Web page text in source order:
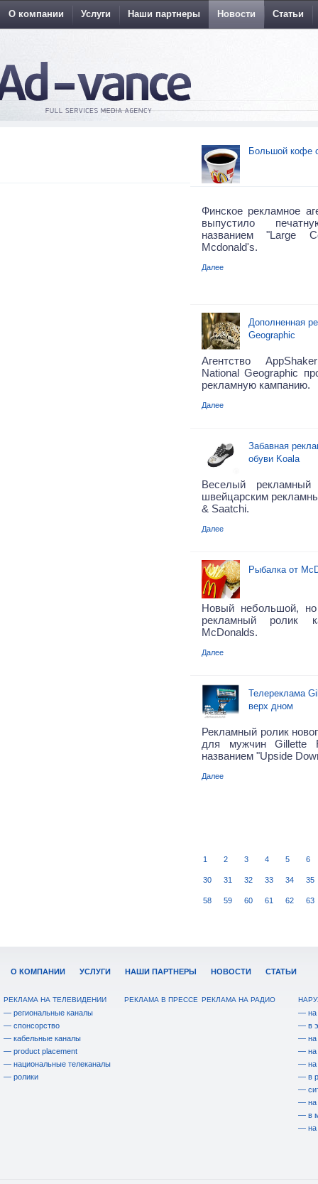
О компании Услуги Наши партнеры Новости Статьи
Большой кофе
Финское рекламное
выпустило
названием "Large
Mcdonald's.
Далее
Дополненная
Geographic
Агентство
National Geographic
рекламную кампанию.
Далее
Забавная
обуви Koala
Веселый рекламный
швейцарским
& Saatchi.
Далее
Рыбалка от
Новый небольшой,
рекламный ролик
McDonalds.
Далее
Телереклама
верх дном
Рекламный ролик
для мужчин Gillette
названием "Upside
Далее
1 2 3 4 5 6
30 31 32 33 34 35
58 59 60 61 62 63
О КОМПАНИИ УСЛУГИ НАШИ ПАРТНЕРЫ НОВОСТИ СТАТЬИ
РЕКЛАМА НА ТЕЛЕВИДЕНИИ
— региональные каналы
— спонсорство
— кабельные каналы
— product placement
— национальные телеканалы
— ролики
РЕКЛАМА В ПРЕССЕ РЕКЛАМА НА РАДИО
— на
— в
— на
— на
— на
— в
—
— на
— в
— на